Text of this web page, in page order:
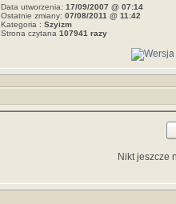
Data utworzenia: 17/09/2007 @ 07:14
Ostatnie zmiany: 07/08/2011 @ 11:42
Kategoria : Szyizm
Strona czytana 107941 razy
Nikt jeszcze